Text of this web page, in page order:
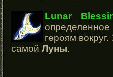
Lunar
героям
самой Луны.